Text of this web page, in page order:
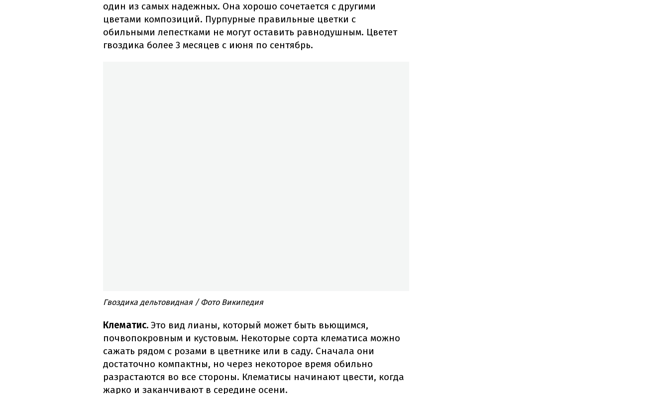
один из самых надежных. Она хорошо сочетается с другими
цветами композиций. Пурпурные правильные цветки с
обильными лепестками не могут оставить равнодушным. Цветет
гвоздика более 3 месяцев с июня по сентябрь.
Гвоздика дельтовидная / Фото Википедия
Клематис. Это вид лианы, который может быть вьющимся,
почвопокровным и кустовым. Некоторые сорта клематиса можно
сажать рядом с розами в цветнике или в саду. Сначала они
достаточно компактны, но через некоторое время обильно
разрастаются во все стороны. Клематисы начинают цвести, когда
жарко и заканчивают в середине осени.